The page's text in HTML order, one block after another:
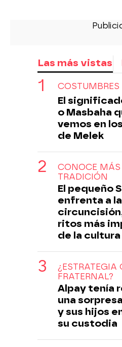
Las más vistas
COSTUMBRES
El
o Masbaha
vemos en
de Melek
CONOCE MÁS
TRADICIÓN
El pequeño
enfrenta a la
ritos más
de la
¿ESTRATEGIA
FRATERNAL?
Alpay tenía
una
y sus hijos
su custodia